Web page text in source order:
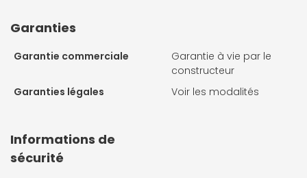
Garanties
Garantie commerciale
Garantie à vie par le
constructeur
Garanties légales
Voir les modalités
Informations de
sécurité